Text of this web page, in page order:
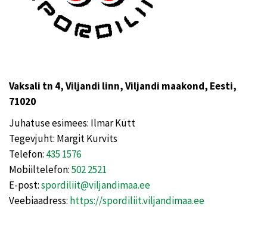
Vaksali tn 4, Viljandi linn, Viljandi maakond, Eesti,
71020
Juhatuse esimees: Ilmar Kütt
Tegevjuht: Margit Kurvits
Telefon: 435 1576
Mobiiltelefon:502 2521
E-post:spordiliit@viljandimaa.ee
Veebiaadress: https://spordiliit.viljandimaa.ee